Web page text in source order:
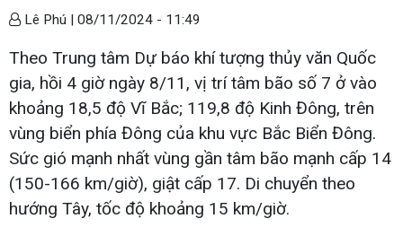
Lê Phú | 08/11/2024 - 11:49
Theo Trung tâm Dự báo khí tượng thủy văn Quốc
gia, hồi 4 giờ ngày 8/11, vị trí tâm bão số 7 ở vào
khoảng 18,5 độ Vĩ Bắc; 119,8 độ Kinh Đông, trên
vùng biển phía Đông của khu vực Bắc Biển Đông.
Sức gió mạnh nhất vùng gần tâm bão mạnh cấp 14
(150-166 km/giờ), giật cấp 17. Di chuyển theo
hướng Tây, tốc độ khoảng 15 km/giờ.